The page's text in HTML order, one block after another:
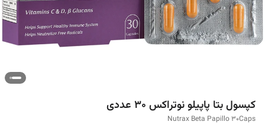
کپسول بتا پاپیلو نوتراکس 30 عددی
Nutrax Beta Papillo 30Caps